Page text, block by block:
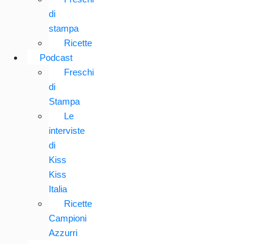
di
stampa
Ricette
Podcast
Freschi
di
Stampa
Le
interviste
di
Kiss
Kiss
Italia
Ricette
Campioni
Azzurri